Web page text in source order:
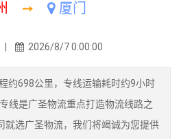
➙ 厦门
| 2026/8/7 0:00:00
约698公里，专线运输耗时约9小时
线是广圣物流重点打造物流线路之
就选广圣物流，我们将竭诚为您提供